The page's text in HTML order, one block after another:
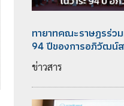
ทายาทคณะราษฎรร่ว
94 ปีของการอภิวัฒน์
ข่าวสาร